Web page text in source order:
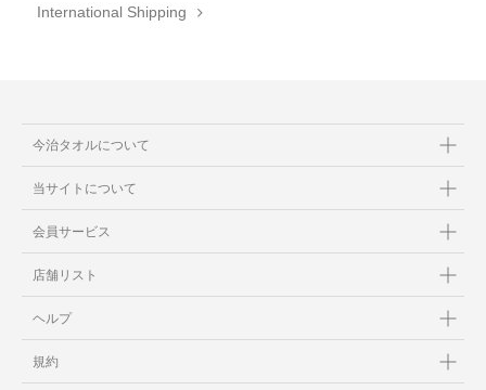
International Shipping
今治タオルについて
当サイトについて
会員サービス
店舗リスト
ヘルプ
規約